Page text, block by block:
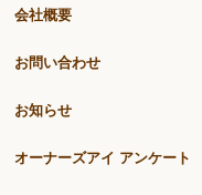
会社概要
お問い合わせ
お知らせ
オーナーズアイ アンケート